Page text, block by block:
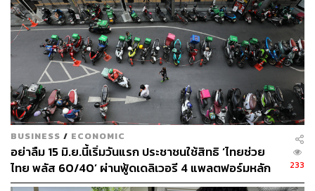
BUSINESS / ECONOMIC
อย่าลืม 15 มิ.ย.นี้เริ่มวันแรก ประชาชนใช้สิทธิ ‘ไทยช่วย
ไทย พลัส 60/40’ ผ่านฟู้ดเดลิเวอรี 4 แพลตฟอร์มหลัก
ร้านค้าสมัครผ่านแอปฯ ถุงเงิน
233